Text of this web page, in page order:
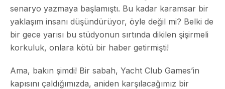
senaryo yazmaya başlamıştı. Bu kadar karamsar bir
yaklaşım insanı düşündürüyor, öyle değil mi? Belki de
bir gece yarısı bu stüdyonun sırtında dikilen şişirmeli
korkuluk, onlara kötü bir haber getirmişti!
Ama, bakın şimdi! Bir sabah, Yacht Club Games’in
kapısını çaldığımızda, aniden karşılacağımız bir